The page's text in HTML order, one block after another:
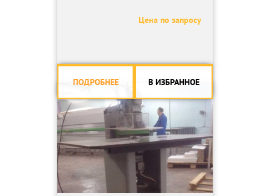
Цена по запросу
ПОДРОБНЕЕ В ИЗБРАННОЕ